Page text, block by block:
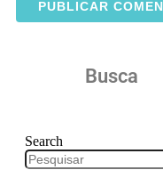
Busca
Search